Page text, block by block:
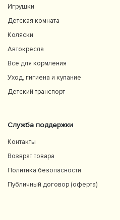
Игрушки
Детская комната
Коляски
Автокресла
Все для кормления
Уход, гигиена и купание
Детский транспорт
Служба поддержки
Контакты
Возврат товара
Политика безопасности
Публичный договор (оферта)